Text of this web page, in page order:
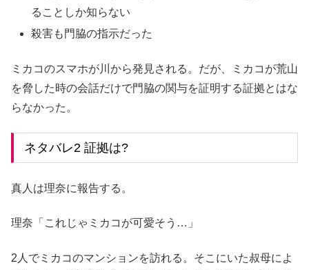
ることしか知らない
殺害も門脇の指示だった
ミカコのスマホが川から発見される。だが、ミカコが荒山
を脅した時の会話だけで門脇の関与を証明する証拠とはな
らなかった。
ネタバレ2 証拠は?
真人は理奈に報告する。
理奈「これじゃミカコが可愛そう…」
2人でミカコのマンションを訪れる。そこにいた叔母によ